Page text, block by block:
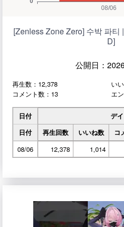
[Zenless Zone Zero] 수박 파티
D]
公開日：
再生数：12,378
い
コメント数：13
エ
日付
デ
日付
再生回数 いいね数 コ
08/06
12,378 1,014